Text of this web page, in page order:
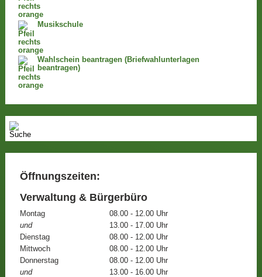
Musikschule
Wahlschein beantragen (Briefwahlunterlagen
beantragen)
Öffnungszeiten:
Verwaltung & Bürgerbüro
Montag
08.00 - 12.00 Uhr
und
13.00 - 17.00 Uhr
Dienstag
08.00 - 12.00 Uhr
Mittwoch
08.00 - 12.00 Uhr
Donnerstag
08.00 - 12.00 Uhr
und
13.00 - 16.00 Uhr